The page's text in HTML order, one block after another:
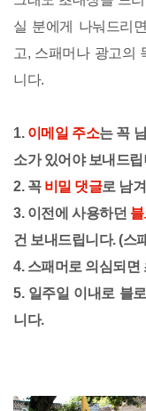
실 분에게 나눠드리
고, 스패머나 광고의
니다.
1. 이메일 주소는 꼭
소가 있어야 보내드립
2. 꼭 비밀 댓글로 남
3. 이전에 사용하던
건 보내드립니다. (스
4. 스패머로 의심되면
5. 일주일 이내로 블
니다.